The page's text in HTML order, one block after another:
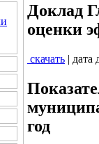
Доклад
оценки
скачать | дата
год